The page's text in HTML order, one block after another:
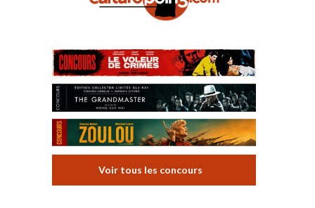
Voir tous les concours